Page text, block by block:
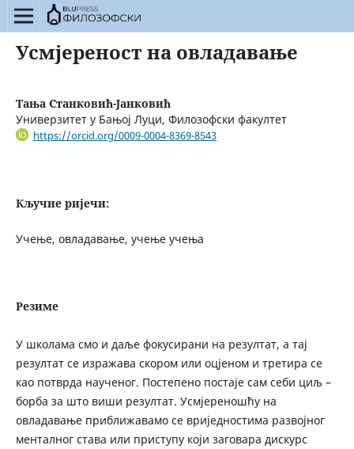
Усмјереност на овладавање
Тања Станковић-Јанковић
Универзитет у Бањој Луци, Филозофски факултет
https://orcid.org/0009-0004-8369-8543
Кључне ријечи:
Учење, овладавање, учење учења
Резиме
У школама смо и даље фокусирани на резултат, а тај
резултат се изражава скором или оцјеном и третира се
као потврда науче­ног. Постепено постаје сам себи циљ –
борба за што виши резултат. Усмјереношћу на
овладавање приближавамо се вриједностима развојног
менталног става или приступу који заго­вара дискурс